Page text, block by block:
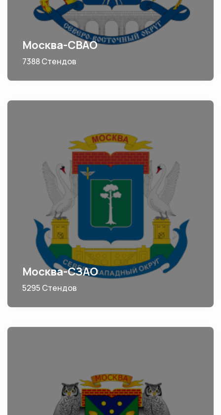
Москва-СВАО
7388 Стендов
Москва-СЗАО
5295 Стендов